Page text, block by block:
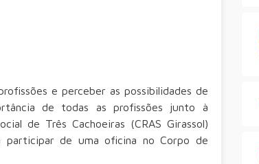
e perceber as possibilidades de
de todas as profissões junto à
de Três Cachoeiras (CRAS Girassol)
participar de uma oficina no Corpo de